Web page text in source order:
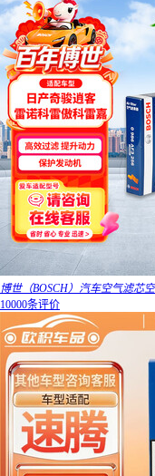
博世（BOSCH）汽车空气滤芯
10000条评价